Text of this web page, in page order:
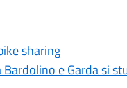
sharing
e Garda si